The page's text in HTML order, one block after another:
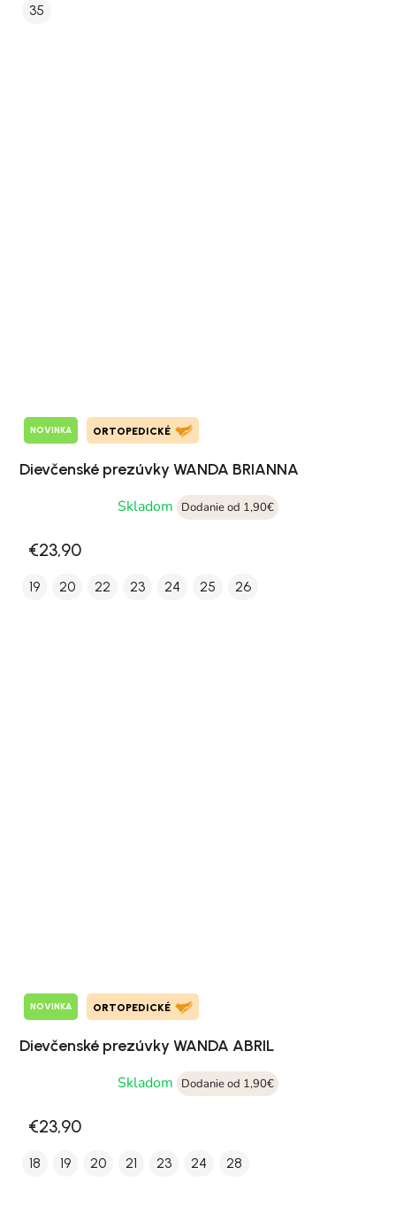
35
NOVINKA ORTOPEDICKÉ
Dievčenské prezúvky WANDA BRIANNA
Skladom
Dodanie od 1,90€
€23,90
19 20 22 23 24 25 26
NOVINKA ORTOPEDICKÉ
Dievčenské prezúvky WANDA ABRIL
Skladom
Dodanie od 1,90€
€23,90
18 19 20 21 23 24 28